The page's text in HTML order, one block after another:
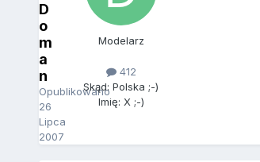
D
o
m
a
n
Opublikowano
26
Lipca
2007
Modelarz
412
Skąd: Polska ;-)
Imię: X ;-)